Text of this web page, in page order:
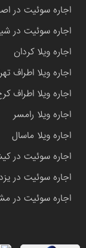
اجاره سوئیت در
اجاره سوئیت در
اجاره ویلا کردان
اجاره ویلا اطراف
اجاره ویلا اطراف
اجاره ویلا رامسر
اجاره ویلا ماسال
اجاره سوئیت در
اجاره سوئیت در یزد
اجاره سوئیت در